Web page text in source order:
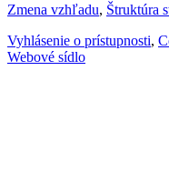
Zmena vzhľadu, Štruktúra
Vyhlásenie o prístupnosti,
Webové sídlo